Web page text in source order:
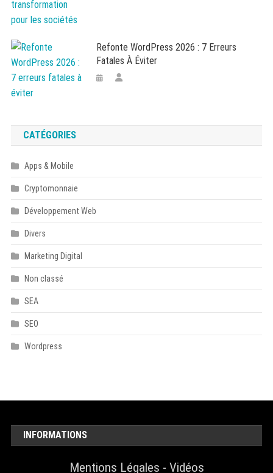
Refonte WordPress 2026 : 7 Erreurs
Fatales À Éviter
CATÉGORIES
Apps & Mobile
Cryptomonnaie
Développement Web
Divers
Marketing Digital
Non classé
SEA
SEO
Wordpress
INFORMATIONS
Mentions Légales - Vidéos